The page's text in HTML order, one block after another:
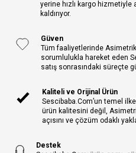
yerine hızlı kargo
kaldırıyor.
Güven
Tüm faaliyetlerinde
sorumlulukla hareket eden
satış sonrasındaki süreçte
Kaliteli ve Orijinal Ürün
Sescibaba.Com’un temel
ürün kalitesini değil,
açısını ve çözüm odaklı
Destek